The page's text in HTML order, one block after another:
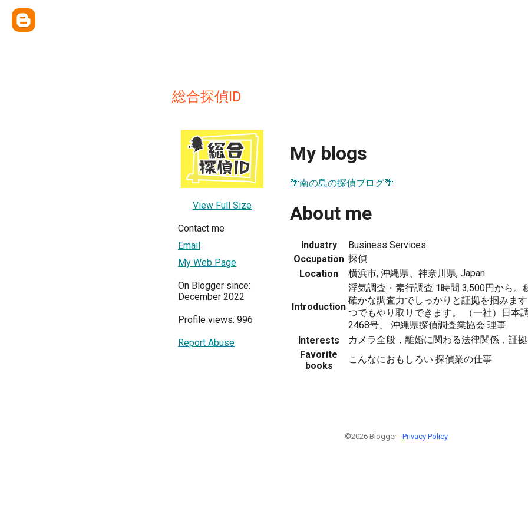
総合探偵ID
View Full Size
Contact me
Email
My Web Page
On Blogger since:
December 2022
Profile views: 996
Report Abuse
My blogs
🌴南の島の探偵ブログ🌴
About me
Industry
Business Services
Occupation 探偵
Location
横浜市, 沖縄県、神奈川県, Japan
Introduction
浮気調査・素行調査 1時間 3,500円から。
確かな調査力でしっかりと証拠を掴みま
つでもやり取りできます。 （一社）日本
2468号、 沖縄県探偵調査業協会 理事
Interests
カメラ全般，離婚に関わる法律関係，証
Favorite
books
こんなにおもしろい 探偵業の仕事
©2026 Blogger - Privacy Policy